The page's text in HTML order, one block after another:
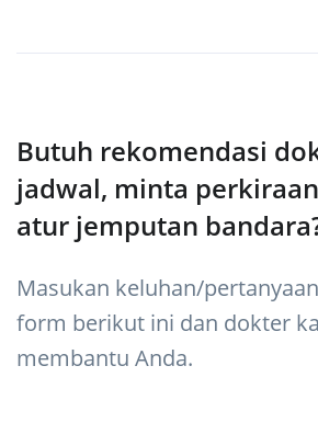
Butuh rekomendasi
jadwal, minta
atur jemputan
Masukan keluhan/
form berikut ini dan dokter
membantu Anda.